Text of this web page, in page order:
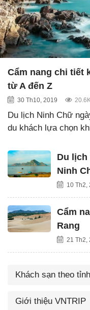
Cẩm nang chi tiết
từ A đến Z
30 Th10, 2019
Du lịch Ninh Chữ
du khách lựa chọn
Du
Ninh
10 Th2,
Cẩm
Rang
21 Th2,
Khách sạn theo
Giới thiệu VNTRIP